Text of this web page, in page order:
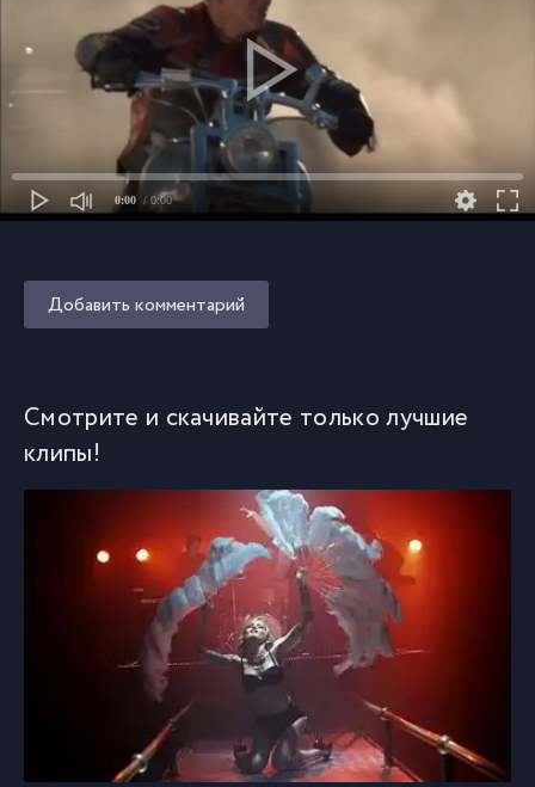
0:00 / 0:00
Добавить комментарий
Смотрите и скачивайте только лучшие
клипы!